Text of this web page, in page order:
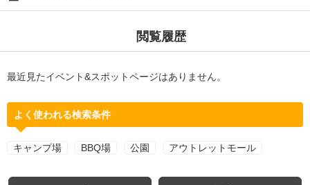
閲覧履歴
最近見たイベント&スポットページはありません。
よく使われる検索条件
キャンプ場 BBQ場 公園 アウトレットモール